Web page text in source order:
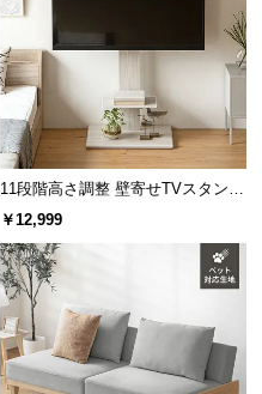
11段階高さ調整 壁寄せTVスタンド
キャスター付き 上下左右角度調節
￥12,999